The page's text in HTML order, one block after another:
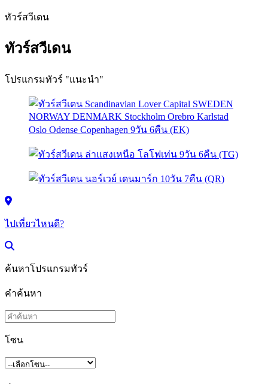
ทัวร์สวีเดน
ทัวร์สวีเดน
โปรแกรมทัวร์ "แนะนำ"
ไปเที่ยวไหนดี?
ค้นหาโปรแกรมทัวร์
คำค้นหา
โซน